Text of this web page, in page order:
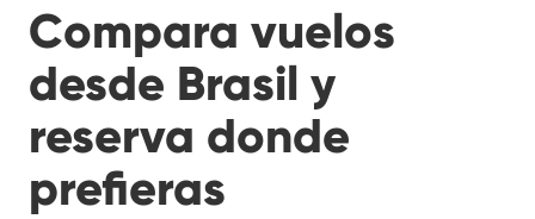
Compara vuelos
desde Brasil y
reserva donde
prefieras